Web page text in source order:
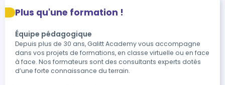
Plus qu'une formation !
Équipe pédagogique
Depuis plus de 30 ans, Galitt Academy vous accompagne
dans vos projets de formations, en classe virtuelle ou en face
à face. Nos formateurs sont des consultants experts dotés
d’une forte connaissance du terrain.